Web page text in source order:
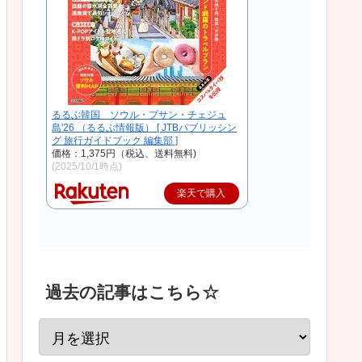
るるぶ韓国 ソウル・プサン・チェジュ
島'26 （るるぶ情報版） [ JTBパブリッシン
グ 旅行ガイドブック 編集部 ]
価格：1,375円（税込、送料無料)
(2025/10/1時点)
楽天で購入
過去の記事はこちら☆